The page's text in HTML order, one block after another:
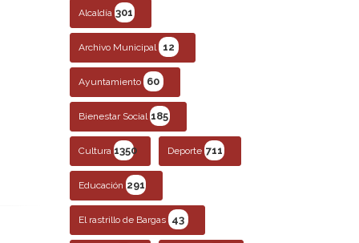
Alcaldía 301
Archivo Municipal 12
Ayuntamiento 60
Bienestar Social 185
Cultura 1350 Deporte 711
Educación 291
El rastrillo de Bargas 43